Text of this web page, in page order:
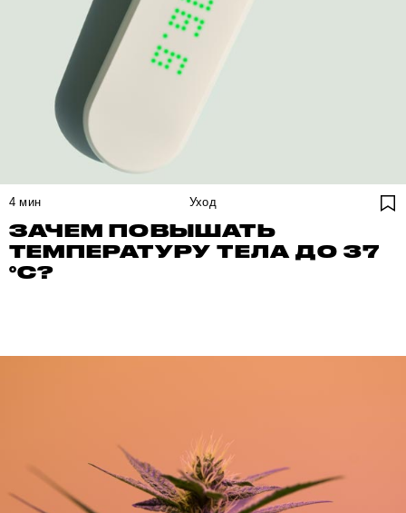
4 мин Уход
ЗАЧЕМ ПОВЫШАТЬ
ТЕМПЕРАТУРУ ТЕЛА ДО 37
°С?